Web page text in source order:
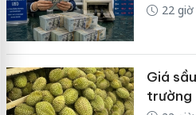
22
Giá
trường